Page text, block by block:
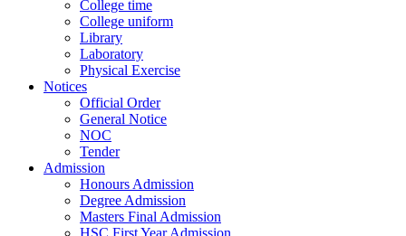
College time
College uniform
Library
Laboratory
Physical Exercise
Notices
Official Order
General Notice
NOC
Tender
Admission
Honours Admission
Degree Admission
Masters Final Admission
HSC First Year Admission